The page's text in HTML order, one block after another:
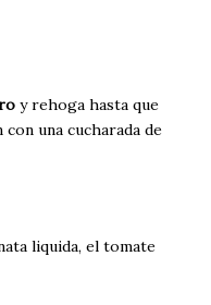
y rehoga hasta que
una cucharada de
liquida, el tomate